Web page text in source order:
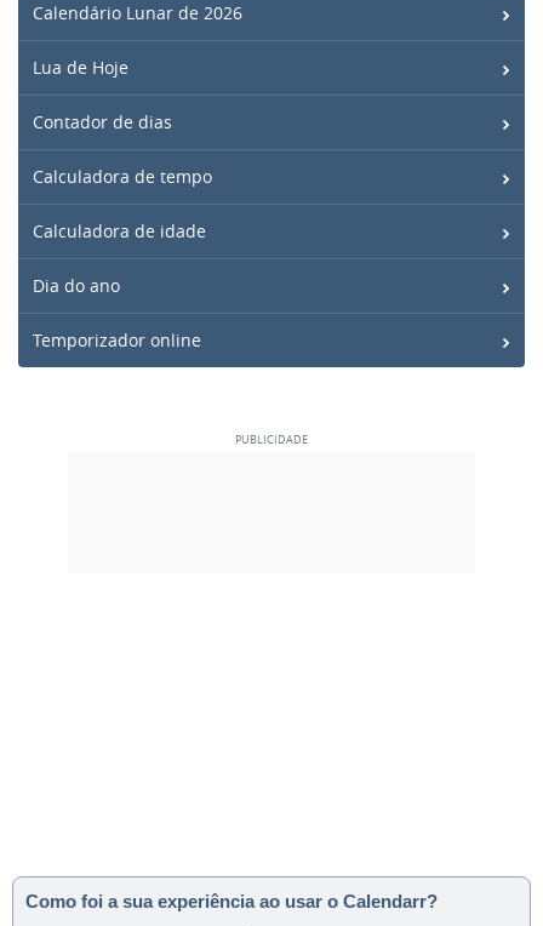
Calendário Lunar de 2026
Lua de Hoje
Contador de dias
Calculadora de tempo
Calculadora de idade
Dia do ano
Temporizador online
Como foi a sua experiência ao usar o Calendarr?